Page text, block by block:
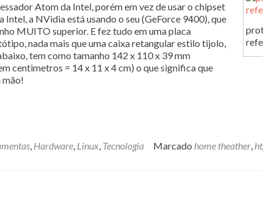
Atom da Intel, porém em vez de usar o chipset
a NVidia está usando o seu (GeForce 9400), que
MUITO superior. E fez tudo em uma placa
nada mais que uma caixa retangular estilo tijolo,
tem como tamanho 142 x 110 x 39 mm
centimetros = 14 x 11 x 4 cm) o que significa que
mão!
, Hardware, Linux, Tecnologia Marcado home theather,